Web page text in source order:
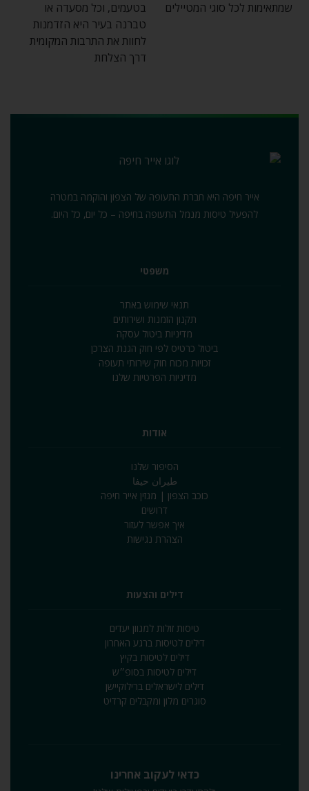
שמתאימות לכל סוגי המטיילים
בטעמים‚ וכל מסעדה או
טברנה בעיר היא הזדמנות
לחוות את התרבות המקומית
דרך הצלחת
אייר חיפה היא חברת התעופה של הצפון והוקמה במטרה
להפעיל טיסות מנמל התעופה בחיפה – כל יום‚ כל היום.
משפטי
תנאי שימוש באתר
תקנון הזמנות ושירותים
מדיניות ביטול עסקה
ביטול כרטיס לפי חוק הגנת הצרכן
זכויות מכוח חוק שירותי תעופה
מדיניות הפרטיות שלנו
אודות
הסיפור שלנו
طيران حيفا
כוכב הצפון | מגזין אייר חיפה
דרושים
איך אפשר לעזור
הצהרת נגישות
דילים והצעות
טיסות זולות למגוון יעדים
דילים לטיסות ברגע האחרון
דילים לטיסות בקיץ
דילים לטיסות בסופ״ש
דילים לישראלים ברילוקיישן
סוגרים מלון ומקבלים קרדיט
כדאי לעקוב אחרינו